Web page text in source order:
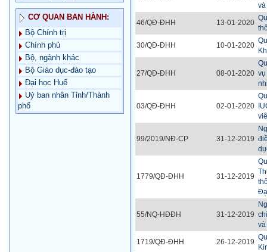
CƠ QUAN BAN HÀNH:
Bộ Chính trị
Chính phủ
Bộ, ngành khác
Bộ Giáo dục-đào tạo
Đại học Huế
Uỷ ban nhân Tỉnh/Thành
phố
46/QĐ-ĐHH 13-01-2020
30/QĐ-ĐHH 10-01-2020
27/QĐ-ĐHH 08-01-2020
03/QĐ-ĐHH 02-01-2020
99/2019/NĐ-CP 31-12-2019
1779/QĐ-ĐHH 31-12-2019
55/NQ-HĐĐH 31-12-2019
1719/QĐ-ĐHH 26-12-2019